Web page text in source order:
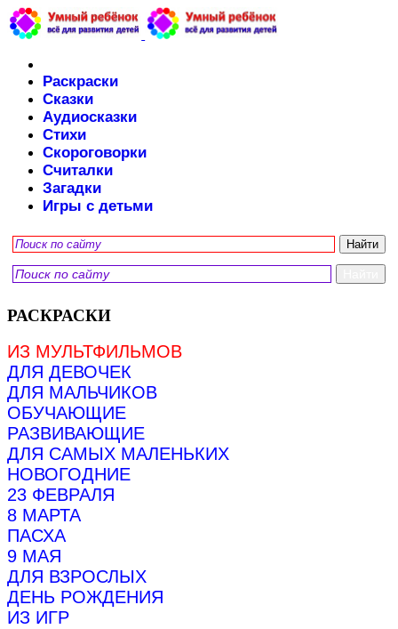
Раскраски
Сказки
Аудиосказки
Стихи
Скороговорки
Считалки
Загадки
Игры с детьми
РАСКРАСКИ
ИЗ МУЛЬТФИЛЬМОВ
ДЛЯ ДЕВОЧЕК
ДЛЯ МАЛЬЧИКОВ
ОБУЧАЮЩИЕ
РАЗВИВАЮЩИЕ
ДЛЯ САМЫХ МАЛЕНЬКИХ
НОВОГОДНИЕ
23 ФЕВРАЛЯ
8 МАРТА
ПАСХА
9 МАЯ
ДЛЯ ВЗРОСЛЫХ
ДЕНЬ РОЖДЕНИЯ
ИЗ ИГР